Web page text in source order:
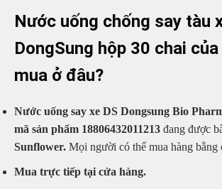
Nước uống chống say tàu
DongSung hộp 30 chai
mua ở đâu?
Nước uống say xe DS Dongsung Bio
mã sản phẩm 18806432011213 đang được
Sunflower. Mọi người có thể mua hàng bằng
Mua trực tiếp tại cửa hàng.